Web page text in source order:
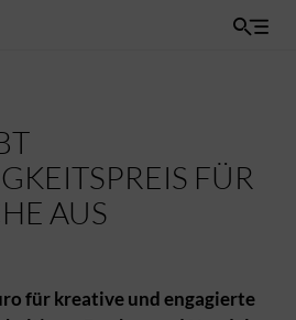
FÜR
AUS
für kreative und engagierte